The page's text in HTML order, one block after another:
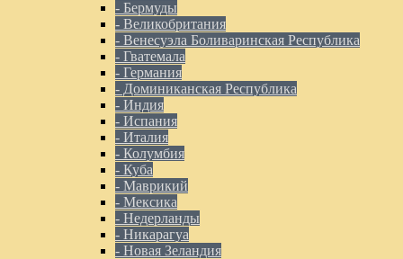
- Бермуды
- Великобритания
- Венесуэла Боливаринская Республика
- Гватемала
- Германия
- Доминиканская Республика
- Индия
- Испания
- Италия
- Колумбия
- Куба
- Маврикий
- Мексика
- Недерланды
- Никарагуа
- Новая Зеландия